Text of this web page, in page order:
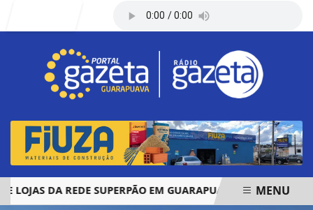
DA REDE SUPERPÃO EM GUARAPUAVA E PALMASMENU